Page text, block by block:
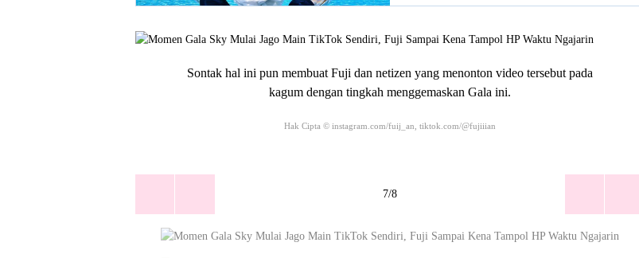
Sontak hal ini pun membuat Fuji dan netizen yang menonton video tersebut pada
kagum dengan tingkah menggemaskan Gala ini.
Hak Cipta © instagram.com/fuij_an, tiktok.com/@fujiiian
7/8